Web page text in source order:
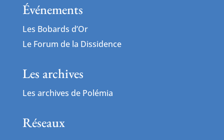
Événements
Les Bobards d’Or
Le Forum de la Dissidence
Les archives
Les archives de Polémia
Réseaux